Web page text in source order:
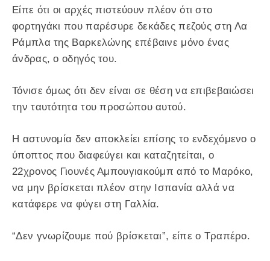
Είπε ότι οι αρχές πιστεύουν πλέον ότι στο
φορτηγάκι που παρέσυρε δεκάδες πεζούς στη Λα
Ράμπλα της Βαρκελώνης επέβαινε μόνο ένας
άνδρας, ο οδηγός του.
Τόνισε όμως ότι δεν είναι σε θέση να επιβεβαιώσει
την ταυτότητα του προσώπου αυτού.
Η αστυνομία δεν αποκλείει επίσης το ενδεχόμενο ο
ύποπτος που διαφεύγει και καταζητείται, ο
22χρονος Γιουνές Αμπουγιακούμπ από το Μαρόκο,
να μην βρίσκεται πλέον στην Ισπανία αλλά να
κατάφερε να φύγει στη Γαλλία.
“Δεν γνωρίζουμε πού βρίσκεται”, είπε ο Τραπέρο.